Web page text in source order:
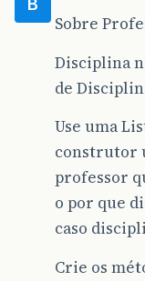
B
Sobre
Disciplina
de
Use uma
construtor
professor
o por que
caso
Crie os